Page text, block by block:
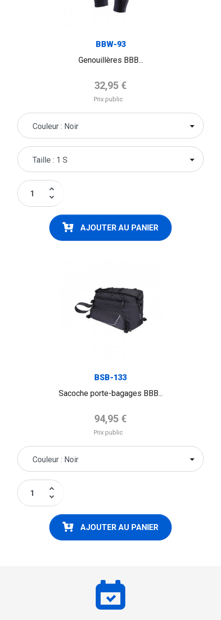
BBW-93
Genouillères BBB...
Prix de base
32,95 €
Prix public
keyboard_arrow_up
keyboard_arrow_down
AJOUTER AU PANIER
BSB-133
Sacoche porte-bagages BBB...
Prix de base
94,95 €
Prix public
keyboard_arrow_up
keyboard_arrow_down
AJOUTER AU PANIER